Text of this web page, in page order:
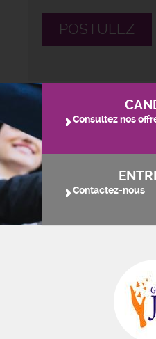
POSTULEZ
Consultez nos
Contactez-nous